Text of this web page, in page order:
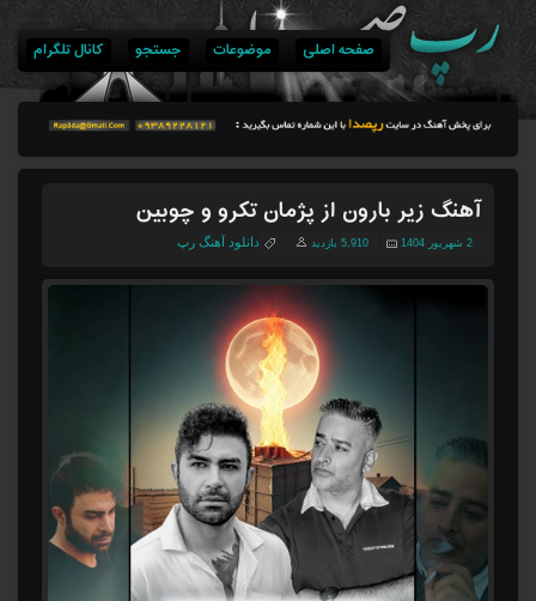
صفحه اصلی موضوعات جستجو کانال تلگرام
آهنگ زیر بارون از پژمان تکرو و چوبین
2 شهریور 1404 5,910 بازدید دانلود آهنگ رپ